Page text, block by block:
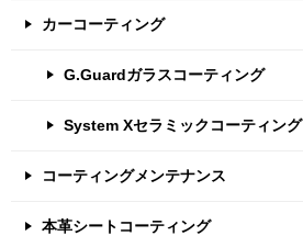
カーコーティング
G.Guardガラスコーティング
System Xセラミックコーティング
コーティングメンテナンス
本革シートコーティング